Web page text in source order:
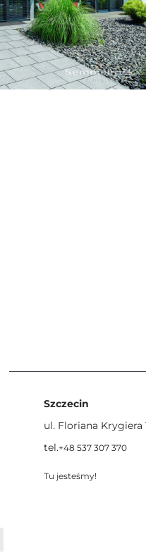
Szczecin
ul. Floriana Krygiera
tel.+48 537 307 370
Tu jesteśmy!